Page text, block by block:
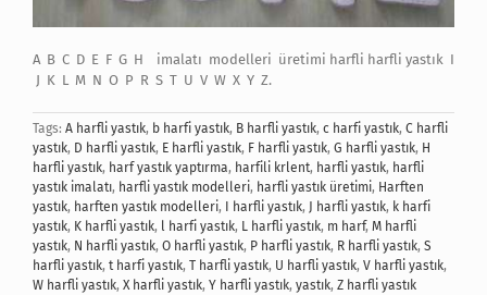
A B C D E F G H imalatı modelleri üretimi harfli harfli yastık I
J K L M N O P R S T U V W X Y Z.
Tags: A harfli yastık, b harfi yastık, B harfli yastık, c harfi yastık, C harfli
yastık, D harfli yastık, E harfli yastık, F harfli yastık, G harfli yastık, H
harfli yastık, harf yastık yaptırma, harfili krlent, harfli yastık, harfli
yastık imalatı, harfli yastık modelleri, harfli yastık üretimi, Harften
yastık, harften yastık modelleri, I harfli yastık, J harfli yastık, k harfi
yastık, K harfli yastık, l harfi yastık, L harfli yastık, m harf, M harfli
yastık, N harfli yastık, O harfli yastık, P harfli yastık, R harfli yastık, S
harfli yastık, t harfi yastık, T harfli yastık, U harfli yastık, V harfli yastık,
W harfli yastık, X harfli yastık, Y harfli yastık, yastık, Z harfli yastık